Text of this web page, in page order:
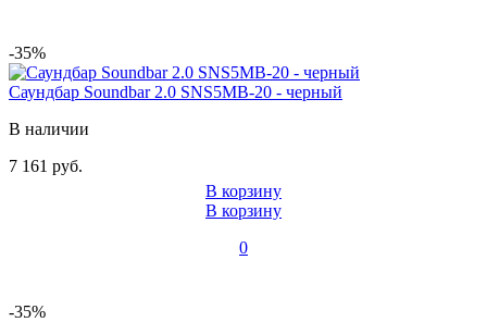
-35%
Саундбар Soundbar 2.0 SNS5MB-20 - черный
В наличии
7 161 руб.
В корзину
В корзину
0
-35%